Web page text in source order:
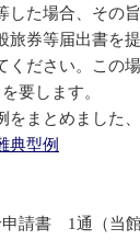
した場合、その
旅券等届出書を
ください。この
要します。
をまとめました
典型例
申請書 1通（当